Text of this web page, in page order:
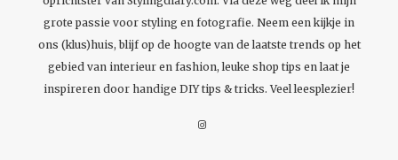
grote passie voor styling en fotografie. Neem een kijkje in
ons (klus)huis, blijf op de hoogte van de laatste trends op het
gebied van interieur en fashion, leuke shop tips en laat je
inspireren door handige DIY tips & tricks. Veel leesplezier!